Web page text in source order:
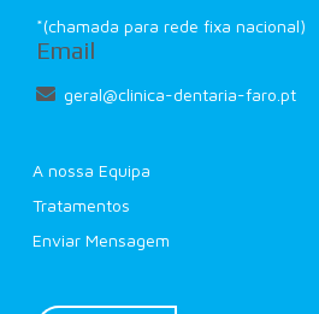
*(chamada para rede fixa nacional)
Email
geral@clinica-dentaria-faro.pt
A nossa Equipa
Tratamentos
Enviar Mensagem